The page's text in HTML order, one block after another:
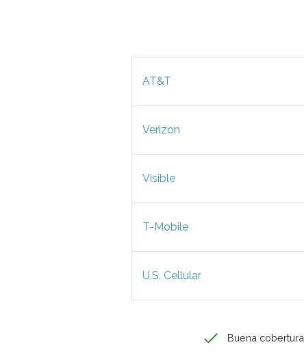
AT&T
Verizon
Visible
T-Mobile
U.S. Cellular
Buena cobertura